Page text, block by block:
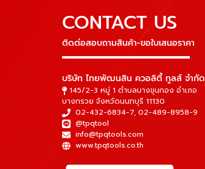
CONTACT US
ติดต่อสอบถามสินค้า-ขอใบเสนอราคา
▬▬▬▬▬▬▬▬▬▬▬▬▬▬▬
บริษัท ไทยพัฒนสิน ควอลิตี้ ทูลส์ จำกัด
145/2-3 หมู่ 1 ตำบลบางขุนกอง อำเภอ
บางกรวย จังหวัดนนทบุรี 11130
02-432-6834-7, 02-489-8958-9
@tpqtool
info@tpqtools.com
www.tpqtools.co.th